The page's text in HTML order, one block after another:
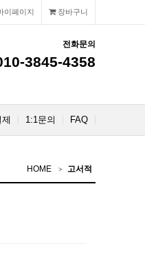
장바구니
이페이지
전화문의
3845-4358
FAQ
1:1문의
HOME 고서적